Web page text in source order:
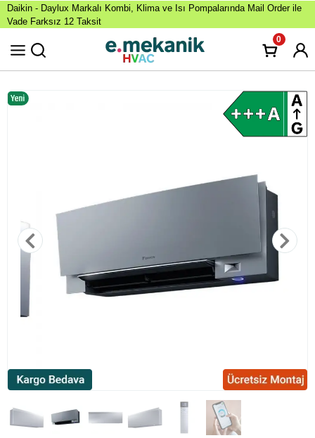
Daikin - Daylux Markalı Kombi, Klima ve Isı Pompalarında Mail Order ile
Vade Farksız 12 Taksit
0